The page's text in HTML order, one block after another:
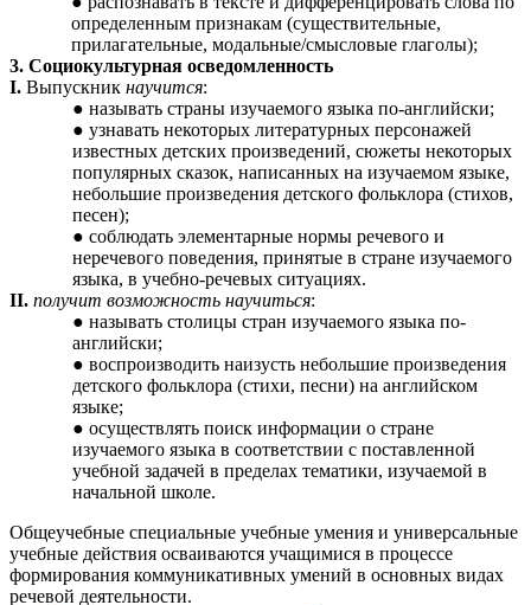
определенным признакам (существительные,
прилагательные, модальные/смысловые глаголы);
3. Социокультурная осведомленность
I. Выпускник научится:
называть страны изучаемого языка по-английски;
узнавать некоторых литературных персонажей
известных детских произведений, сюжеты некоторых
популярных сказок, написанных на изучаемом языке,
небольшие произведения детского фольклора (стихов,
песен);
соблюдать элементарные нормы речевого и
неречевого поведения, принятые в стране изучаемого
языка, в учебно-речевых ситуациях.
II. получит возможность научиться:
называть столицы стран изучаемого языка по-
английски;
воспроизводить наизусть небольшие произведения
детского фольклора (стихи, песни) на английском
языке;
осуществлять поиск информации о стране
изучаемого языка в соответствии с поставленной
учебной задачей в пределах тематики, изучаемой в
начальной школе.
Общеучебные специальные учебные умения и универсальные
учебные действия осваиваются учащимися в процессе
формирования коммуникативных умений в основных видах
речевой деятельности.